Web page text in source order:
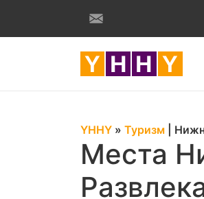
YHHY » Туризм
Места